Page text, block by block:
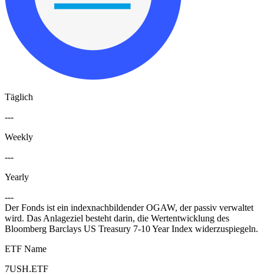
Täglich
---
Weekly
---
Yearly
---
Der Fonds ist ein indexnachbildender OGAW, der passiv verwaltet
wird. Das Anlageziel besteht darin, die Wertentwicklung des
Bloomberg Barclays US Treasury 7-10 Year Index widerzuspiegeln.
ETF Name
7USH.ETF